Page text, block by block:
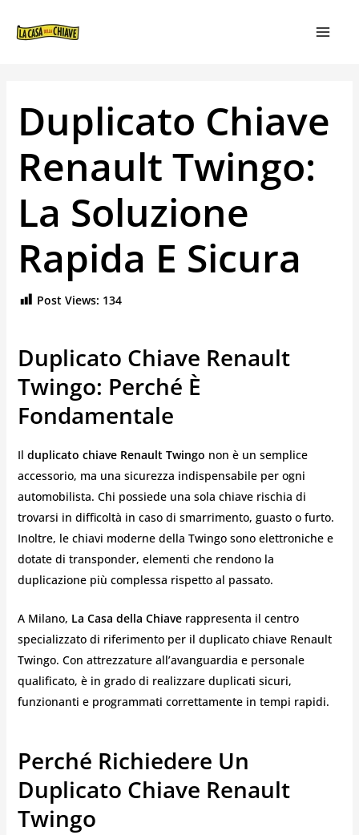
Duplicato Chiave
Renault Twingo:
La Soluzione
Rapida E Sicura
Post Views: 134
Duplicato Chiave Renault
Twingo: Perché È
Fondamentale
Il duplicato chiave Renault Twingo non è un semplice
accessorio, ma una sicurezza indispensabile per ogni
automobilista. Chi possiede una sola chiave rischia di
trovarsi in difficoltà in caso di smarrimento, guasto o furto.
Inoltre, le chiavi moderne della Twingo sono elettroniche e
dotate di transponder, elementi che rendono la
duplicazione più complessa rispetto al passato.
A Milano, La Casa della Chiaverappresenta il centro
specializzato di riferimento per il duplicato chiave Renault
Twingo. Con attrezzature all’avanguardia e personale
qualificato, è in grado di realizzare duplicati sicuri,
funzionanti e programmati correttamente in tempi rapidi.
Perché Richiedere Un
Duplicato Chiave Renault
Twingo
ARTICOLI